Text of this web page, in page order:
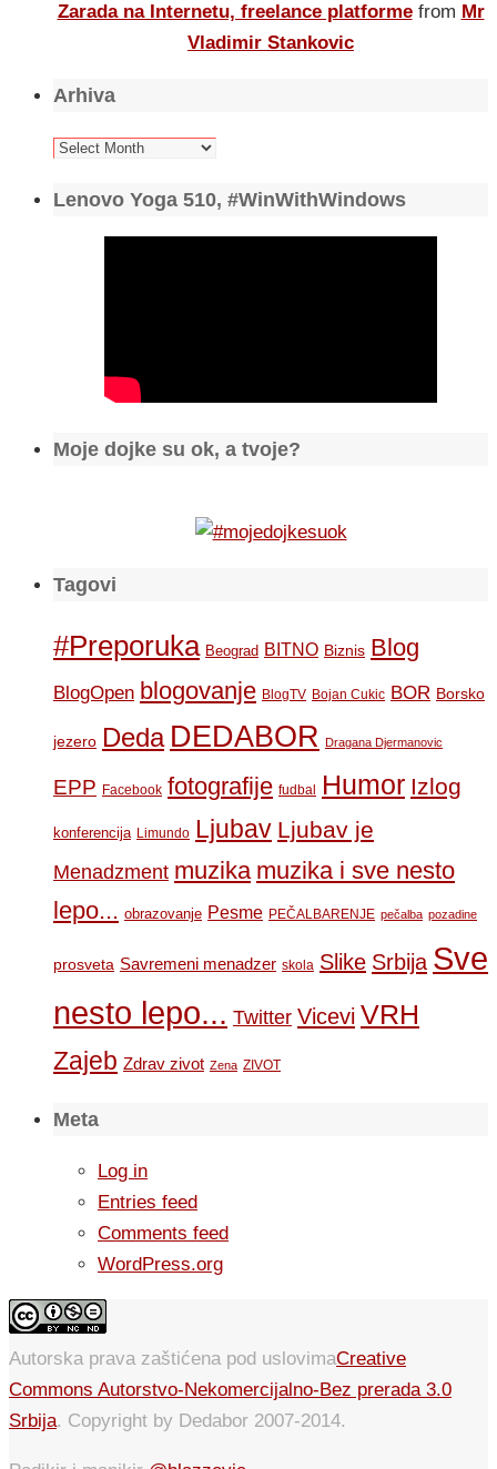
Zarada na Internetu, freelance platforme from Mr
Vladimir Stankovic
Arhiva
Arhiva
Lenovo Yoga 510, #WinWithWindows
Moje dojke su ok, a tvoje?
Tagovi
#Preporuka Beograd BITNO Biznis Blog
BlogOpen blogovanje BlogTV Bojan Cukic BOR Borsko
jezero Deda DEDABOR Dragana Djermanovic
EPP Facebook fotografije fudbal Humor Izlog
konferencija Limundo Ljubav Ljubav je
Menadzment muzika muzika i sve nesto
lepo... obrazovanje Pesme PEČALBARENJE pečalba pozadine
prosveta Savremeni menadzer skola Slike Srbija Sve
nesto lepo... Twitter Vicevi VRH
Zajeb Zdrav zivot Zena ZIVOT
Meta
Log in
Entries feed
Comments feed
WordPress.org
Autorska prava zaštićena pod uslovimaCreative
Commons Autorstvo-Nekomercijalno-Bez prerada 3.0
Srbija. Copyright by Dedabor 2007-2014.